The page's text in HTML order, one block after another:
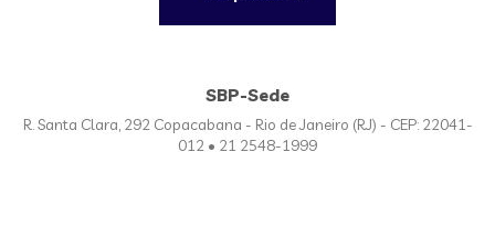
SBP-Sede
R. Santa Clara, 292 Copacabana - Rio de Janeiro (RJ) - CEP: 22041-
012 • 21 2548-1999